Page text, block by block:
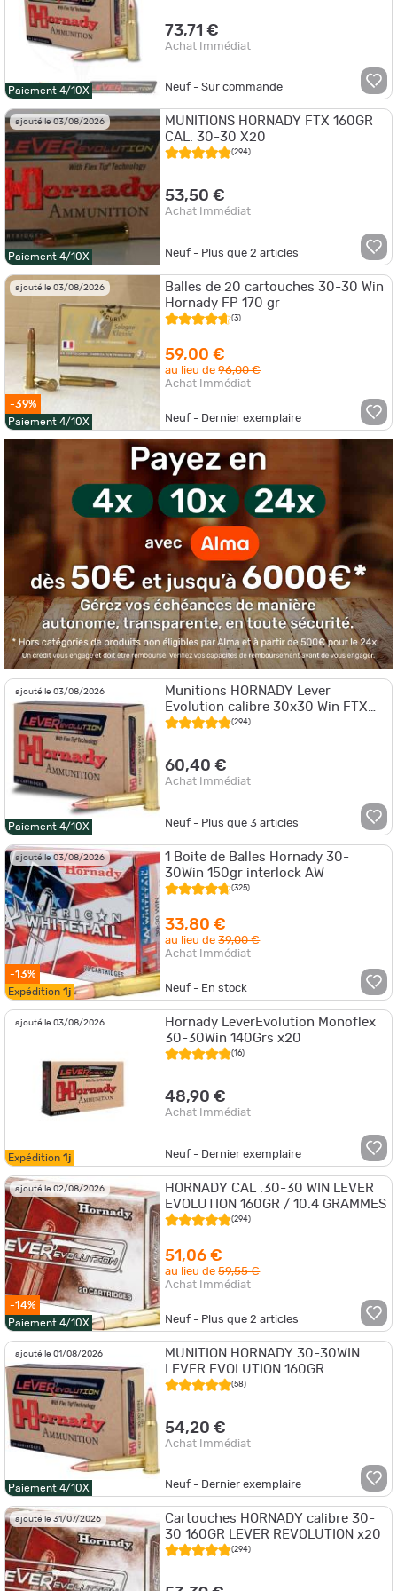
Paiement 4/10X
73,71 €
Achat Immédiat
Neuf - Sur commande
ajouté le 03/08/2026
Paiement 4/10X
MUNITIONS HORNADY FTX 160GR
CAL. 30-30 X20
(294)
53,50 €
Achat Immédiat
Neuf - Plus que2 articles
ajouté le 03/08/2026
-39%
Paiement 4/10X
Balles de 20 cartouches 30-30 Win
Hornady FP 170 gr
(3)
59,00 €
au lieu de96,00 €
Achat Immédiat
Neuf - Dernier exemplaire
ajouté le 03/08/2026
Paiement 4/10X
Munitions HORNADY Lever
Evolution calibre 30x30 Win FTX
160gr - 10.4g x20
(294)
60,40 €
Achat Immédiat
Neuf - Plus que3 articles
ajouté le 03/08/2026
-13%
Expédition 1j
1 Boite de Balles Hornady 30-
30Win 150gr interlock AW
(325)
33,80 €
au lieu de39,00 €
Achat Immédiat
Neuf - En stock
ajouté le 03/08/2026
Expédition 1j
Hornady LeverEvolution Monoflex
30-30Win 140Grs x20
(16)
48,90 €
Achat Immédiat
Neuf - Dernier exemplaire
ajouté le 02/08/2026
-14%
Paiement 4/10X
HORNADY CAL .30-30 WIN LEVER
EVOLUTION 160GR / 10.4 GRAMMES
(294)
51,06 €
au lieu de59,55 €
Achat Immédiat
Neuf - Plus que2 articles
ajouté le 01/08/2026
Paiement 4/10X
MUNITION HORNADY 30-30WIN
LEVER EVOLUTION 160GR
(58)
54,20 €
Achat Immédiat
Neuf - Dernier exemplaire
ajouté le 31/07/2026
Cartouches HORNADY calibre 30-
30 160GR LEVER REVOLUTION x20
(294)